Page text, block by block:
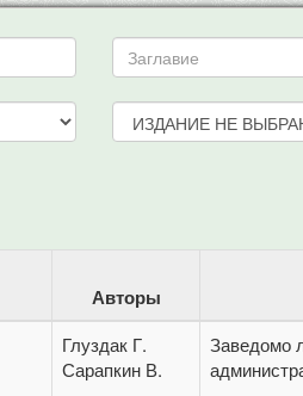
Авторы
Глуздак Г.
Сарапкин В.
Заведомо